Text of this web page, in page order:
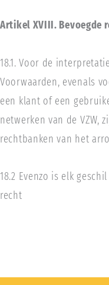
Artikel XVIII. Bevoegde
18.1. Voor de
Voorwaarden, evenals
een klant of een
netwerken van de VZW,
rechtbanken van het
18.2 Evenzo is elk
recht